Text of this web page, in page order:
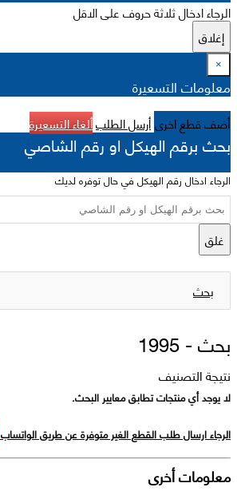
الرجاء ادخال ثلاثة حروف على الاقل
إغلاق
×
معلومات التسعيرة
أضف قطع اخرىأرسل الطلبألغاء التسعيرة
بحث برقم الهيكل او رقم الشاصي
الرجاء ادخال رقم الهيكل في حال توفره لديك
غلق
بحث
بحث -1995
نتيجة التصنيف
لا يوجد أي منتجات تطابق معايير البحث.
الرجاء ارسال طلب القطع الغير متوفرة عن طريق الواتساب
معلومات أخرى